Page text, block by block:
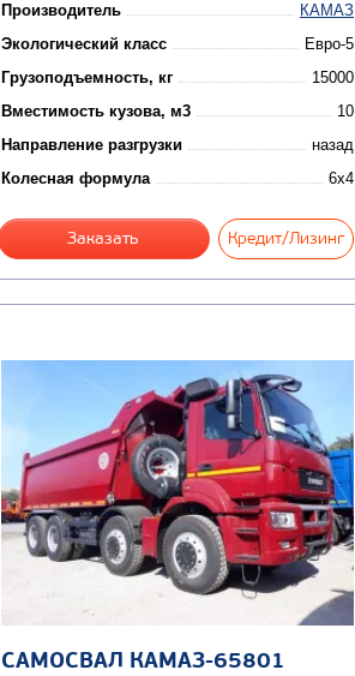
Производитель
КАМАЗ
Экологический класс
Евро-5
Грузоподъемность, кг
15000
Вместимость кузова, м3
10
Направление разгрузки
назад
Колесная формула
6x4
Заказать Кредит/Лизинг
САМОСВАЛ КАМАЗ-65801